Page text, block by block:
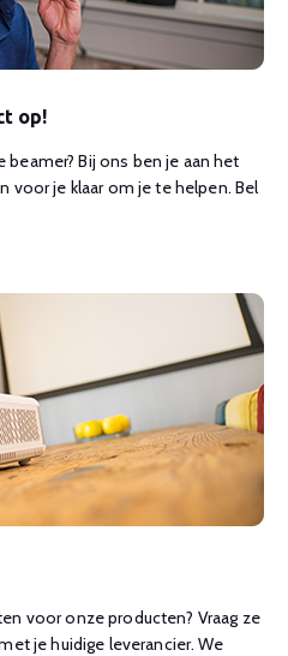
op!
beamer? Bij ons ben je aan het
voor je klaar om je te helpen. Bel
voor onze producten? Vraag ze
je huidige leverancier. We